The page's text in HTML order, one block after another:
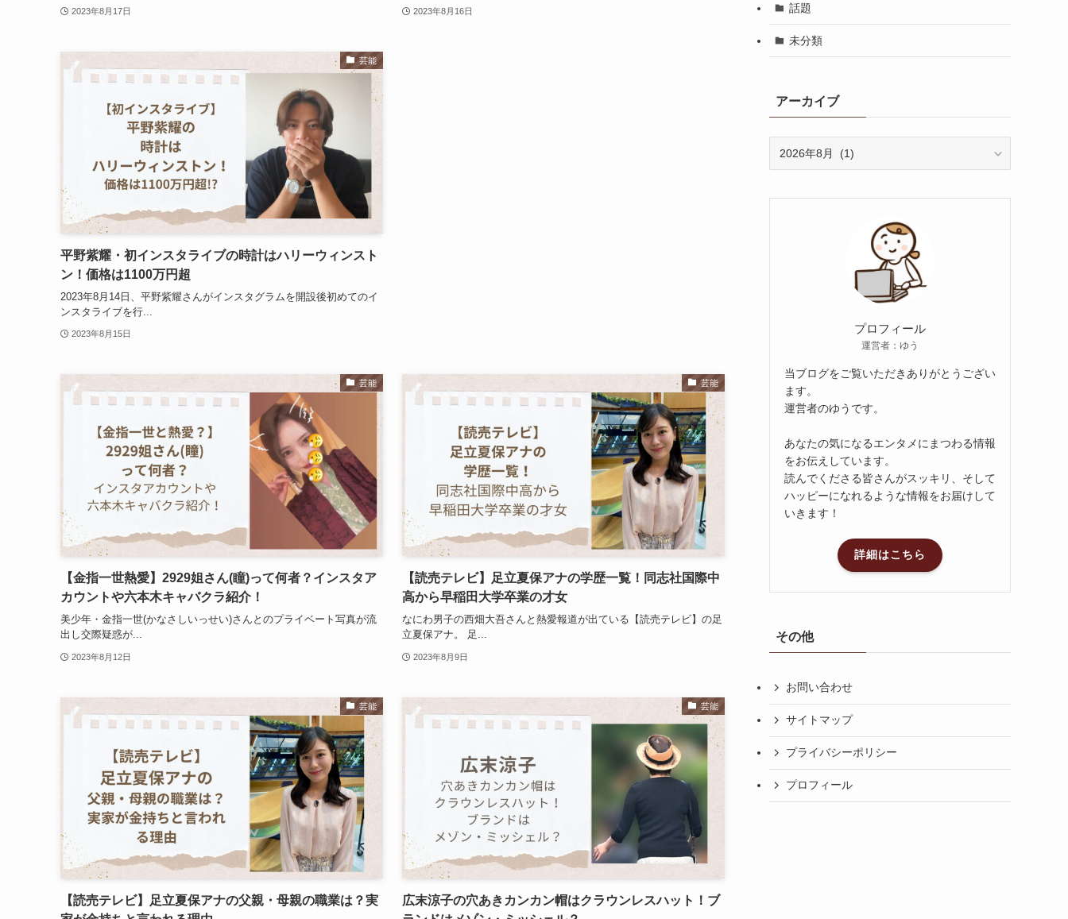
2023年8月17日 2023年8月16日
芸能
平野紫耀・初インスタライブの時計はハリーウィンスト
ン！価格は1100万円超
2023年8月14日、平野紫耀さんがインスタグラムを開設後初めてのイ
ンスタライブを行...
2023年8月15日
芸能
【金指一世熱愛】2929姐さん(瞳)って何者？インスタア
カウントや六本木キャバクラ紹介！
美少年・金指一世(かなさしいっせい)さんとのプライベート写真が流
出し交際疑惑が...
2023年8月12日
芸能
【読売テレビ】足立夏保アナの学歴一覧！同志社国際中
高から早稲田大学卒業の才女
なにわ男子の西畑大吾さんと熱愛報道が出ている【読売テレビ】の足
立夏保アナ。 足...
2023年8月9日
芸能
【読売テレビ】足立夏保アナの父親・母親の職業は？実
芸能
広末涼子の穴あきカンカン帽はクラウンレスハット！ブ
話題
未分類
アーカイブ
イ
プロフィール
運営者：ゆう
当ブログをご覧いただきありがとうござい
ます。
運営者のゆうです。
あなたの気になるエンタメにまつわる情報
をお伝えしています。
読んでくださる皆さんがスッキリ、そして
ハッピーになれるような情報をお届けして
いきます！
詳細はこちら
その他
お問い合わせ
サイトマップ
プライバシーポリシー
プロフィール